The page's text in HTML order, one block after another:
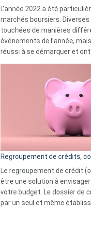
L’année 2022 a été
marchés boursiers.
touchées de manières
événements de l’année,
réussi à se démarquer et
Regroupement de crédits,
Le regroupement de crédit
être une solution à
votre budget. Le dossier de
par un seul et même